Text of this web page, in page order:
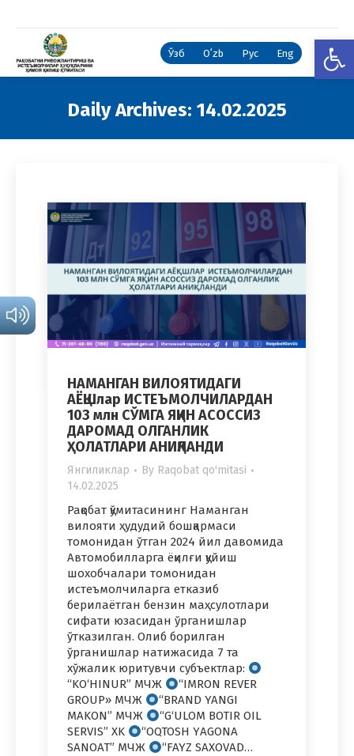
Ўзб Oʻzb Рус Eng
Daily Archives: 14.02.2025
НАМАНГАН ВИЛОЯТИДАГИ
АЁҚШлар ИСТЕЪМОЛЧИЛАРДАН
103 млн СЎМГА ЯҚИН АСОССИЗ
ДАРОМАД ОЛГАНЛИК
ҲОЛАТЛАРИ АНИҚЛАНДИ
Янгиликлар By Raqobat qo'mitasi
14.02.2025
Рақобат қўмитасининг Наманган
вилояти ҳудудий бошқармаси
томонидан ўтган 2024 йил давомида
Автомобилларга ёқилғи қуйиш
шохобчалари томонидан
истеъмолчиларга етказиб
берилаётган бензин маҳсулотлари
сифати юзасидан ўрганишлар
ўтказилган. Олиб борилган
ўрганишлар натижасида 7 та
хўжалик юритувчи субъектлар:
“KO‘HINUR” МЧЖ
“IMRON REVER
GROUP» МЧЖ
“BRAND YANGI
MAKON” МЧЖ
“G‘ULOM BOTIR OIL
SERVIS” XK
“OQTOSH YАGONA
SANOAT” МЧЖ
“FAYZ SAХOVAD…